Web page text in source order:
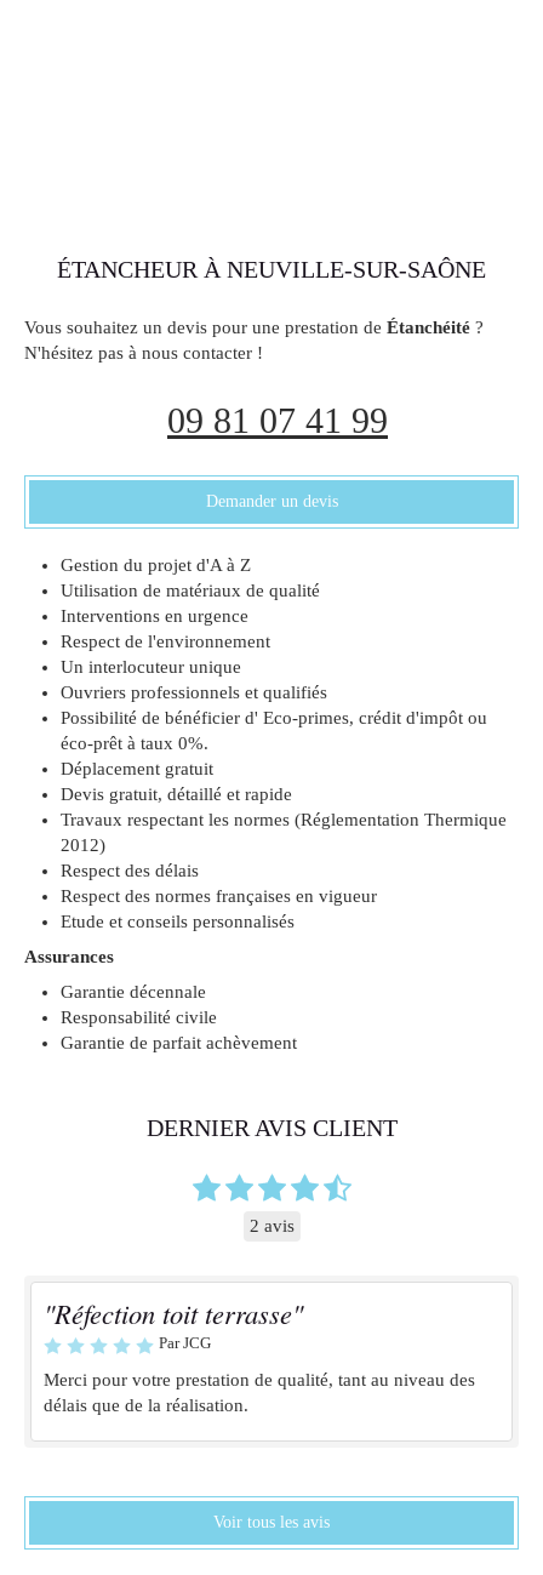
ÉTANCHEUR À NEUVILLE-SUR-SAÔNE
Vous souhaitez un devis pour une prestation de Étanchéité ?
N'hésitez pas à nous contacter !
09 81 07 41 99
Demander un devis
Gestion du projet d'A à Z
Utilisation de matériaux de qualité
Interventions en urgence
Respect de l'environnement
Un interlocuteur unique
Ouvriers professionnels et qualifiés
Possibilité de bénéficier d' Eco-primes, crédit d'impôt ou
éco-prêt à taux 0%.
Déplacement gratuit
Devis gratuit, détaillé et rapide
Travaux respectant les normes (Réglementation Thermique
2012)
Respect des délais
Respect des normes françaises en vigueur
Etude et conseils personnalisés
Assurances
Garantie décennale
Responsabilité civile
Garantie de parfait achèvement
DERNIER AVIS CLIENT
2 avis
"Réfection toit terrasse"
Par JCG
Merci pour votre prestation de qualité, tant au niveau des
délais que de la réalisation.
Voir tous les avis